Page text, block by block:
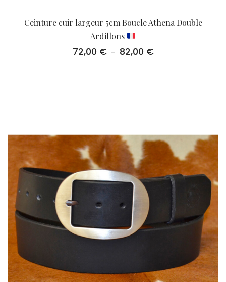
Ceinture cuir largeur 5cm Boucle Athena Double
Ardillons
72,00 € – 82,00 €Plage